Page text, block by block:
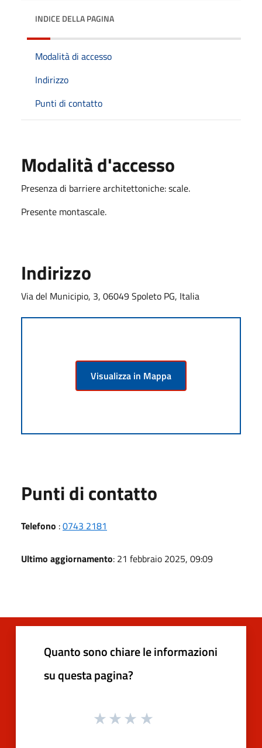
INDICE DELLA PAGINA
Modalità di accesso
Indirizzo
Punti di contatto
Modalità d'accesso
Presenza di barriere architettoniche: scale.
Presente montascale.
Indirizzo
Via del Municipio, 3, 06049 Spoleto PG, Italia
Visualizza in Mappa
Punti di contatto
Telefono :0743 2181
Ultimo aggiornamento: 21 febbraio 2025, 09:09
Quanto sono chiare le informazioni
su questa pagina?